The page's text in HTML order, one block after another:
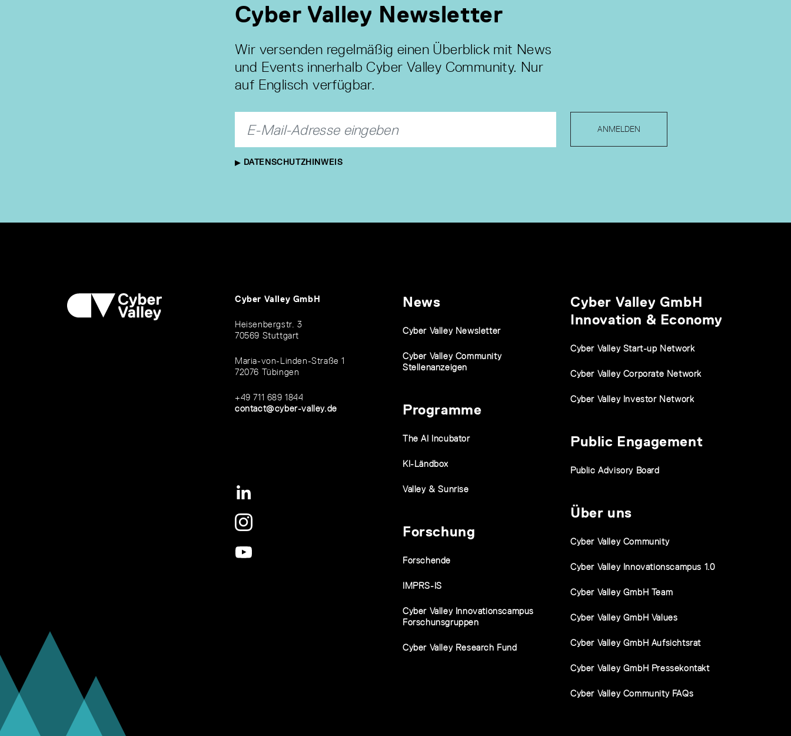
Cyber Valley Newsletter
Wir versenden regelmäßig einen Überblick mit News
und Events innerhalb Cyber Valley Community. Nur
auf Englisch verfügbar.
DATENSCHUTZHINWEIS
ANMELDEN
Cyber Valley GmbH
Heisenbergstr. 3
70569 Stuttgart
Maria-von-Linden-Straße 1
72076 Tübingen
+49 711 689 1844
contact@cyber-valley.de
News
Cyber Valley Newsletter
Cyber Valley Community
Stellenanzeigen
Programme
The AI Incubator
KI-Ländbox
Valley & Sunrise
Forschung
Forschende
IMPRS-IS
Cyber Valley Innovationscampus
Forschunsgruppen
Cyber Valley Research Fund
Cyber Valley GmbH
Innovation & Economy
Cyber Valley Start-up Network
Cyber Valley Corporate Network
Cyber Valley Investor Network
Public Engagement
Public Advisory Board
Über uns
Cyber Valley Community
Cyber Valley Innovationscampus 1.0
Cyber Valley GmbH Team
Cyber Valley GmbH Values
Cyber Valley GmbH Aufsichtsrat
Cyber Valley GmbH Pressekontakt
Cyber Valley Community FAQs